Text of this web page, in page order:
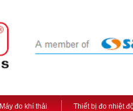
Máy đo khí thải Thiết bị đo nhiệt